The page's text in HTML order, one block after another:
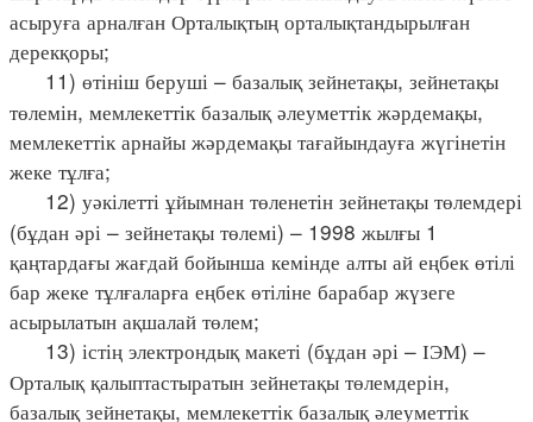
асыруға арналған Орталықтың орталықтандырылған
дерекқоры;
11) өтініш беруші – базалық зейнетақы, зейнетақы
төлемін, мемлекеттік базалық әлеуметтік жәрдемақы,
мемлекеттік арнайы жәрдемақы тағайындауға жүгінетін
жеке тұлға;
12) уәкілетті ұйымнан төленетін зейнетақы төлемдері
(бұдан әрі – зейнетақы төлемі) – 1998 жылғы 1
қаңтардағы жағдай бойынша кемінде алты ай еңбек өтілі
бар жеке тұлғаларға еңбек өтіліне барабар жүзеге
асырылатын ақшалай төлем;
13) істің электрондық макеті (бұдан әрі – ІЭМ) –
Орталық қалыптастыратын зейнетақы төлемдерін,
базалық зейнетақы, мемлекеттік базалық әлеуметтік